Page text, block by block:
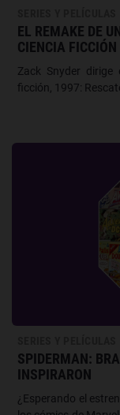
EL REMAKE DE
CIENCIA FICCIÓN
Zack Snyder dirige
ficción, 1997:
SPIDERMAN:
INSPIRARON
¿Esperando el